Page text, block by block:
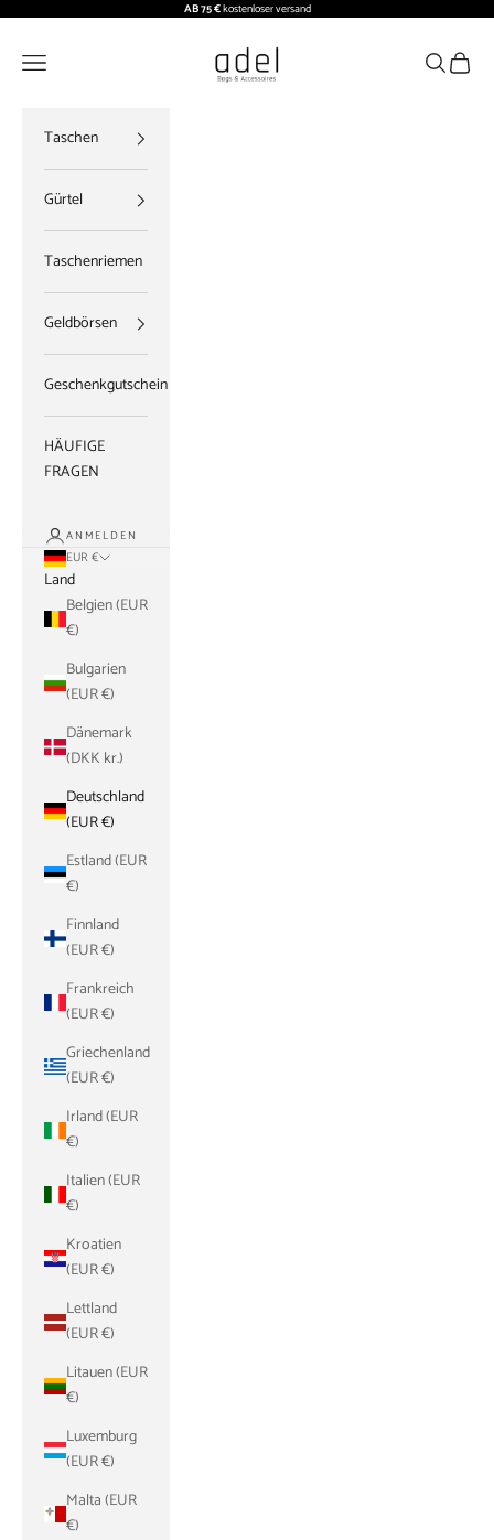
Zum Inhalt springen AB 75 €kostenloser versand
ADEL BAGS
Menü Suchen
Taschen
Gürtel
Taschenriemen
Geldbörsen
Geschenkgutschein
HÄUFIGE
FRAGEN
ANMELDEN
EUR €
Land
Belgien (EUR
€)
Bulgarien
(EUR €)
Dänemark
(DKK kr.)
Deutschland
(EUR €)
Estland (EUR
€)
Finnland
(EUR €)
Frankreich
(EUR €)
Griechenland
(EUR €)
Irland (EUR
€)
Italien (EUR
€)
Kroatien
(EUR €)
Lettland
(EUR €)
Litauen (EUR
€)
Luxemburg
(EUR €)
Malta (EUR
€)